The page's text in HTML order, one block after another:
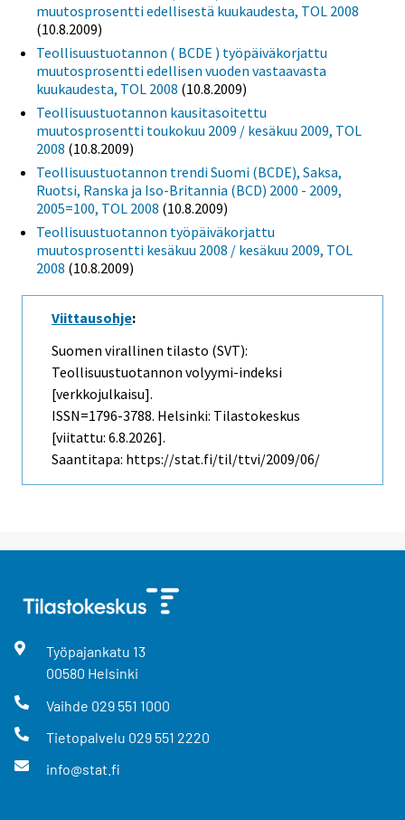
muutosprosentti edellisestä kuukaudesta, TOL 2008
(10.8.2009)
Teollisuustuotannon ( BCDE ) työpäiväkorjattu
muutosprosentti edellisen vuoden vastaavasta
kuukaudesta, TOL 2008 (10.8.2009)
Teollisuustuotannon kausitasoitettu
muutosprosentti toukokuu 2009 / kesäkuu 2009, TOL
2008 (10.8.2009)
Teollisuustuotannon trendi Suomi (BCDE), Saksa,
Ruotsi, Ranska ja Iso-Britannia (BCD) 2000 - 2009,
2005=100, TOL 2008 (10.8.2009)
Teollisuustuotannon työpäiväkorjattu
muutosprosentti kesäkuu 2008 / kesäkuu 2009, TOL
2008 (10.8.2009)
Viittausohje:
Suomen virallinen tilasto (SVT):
Teollisuustuotannon volyymi-indeksi
[verkkojulkaisu].
ISSN=1796-3788. Helsinki: Tilastokeskus
[viitattu: 6.8.2026].
Saantitapa: https://stat.fi/til/ttvi/2009/06/
Työpajankatu 13
00580 Helsinki
Vaihde 029 551 1000
Tietopalvelu 029 551 2220
info@stat.fi